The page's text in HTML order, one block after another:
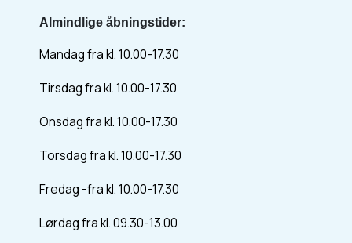
Almindlige åbningstider:
Mandag fra kl. 10.00-17.30
Tirsdag fra kl. 10.00-17.30
Onsdag fra kl. 10.00-17.30
Torsdag fra kl. 10.00-17.30
Fredag -fra kl. 10.00-17.30
Lørdag fra kl. 09.30-13.00